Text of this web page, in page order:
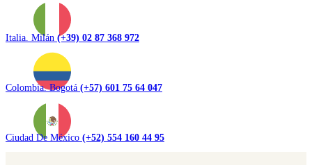
Italia. Milán (+39) 02 87 368 972
Colombia. Bogotá (+57) 601 75 64 047
Ciudad De México (+52) 554 160 44 95